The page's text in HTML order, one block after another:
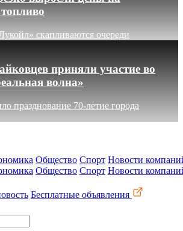
скапливаются очереди
приняли участие во
волна»
празднование 70-летие города
Общество Спорт Новости
Общество Спорт Новости
Бесплатные объявления